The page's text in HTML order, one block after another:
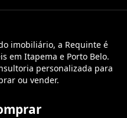
imobiliário, a Requinte é
em Itapema e Porto Belo.
personalizada para
ou vender.